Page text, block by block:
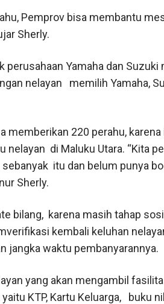
Pemprov bisa membantu
Sherly.
Yamaha dan Suzuki
nelayan memilih Yamaha,
memberikan 220 perahu,
nelayan di Maluku Utara. “Kita
sebanyak itu dan belum punya
Sherly.
bilang, karena masih tahap
kembali keluhan
jangka waktu pembanyarannya.
yang akan mengambil
KTP, Kartu Keluarga, buku